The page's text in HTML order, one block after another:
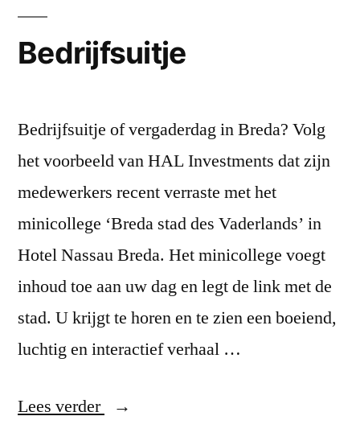
Bedrijfsuitje
Bedrijfsuitje of vergaderdag in Breda? Volg
het voorbeeld van HAL Investments dat zijn
medewerkers recent verraste met het
minicollege ‘Breda stad des Vaderlands’ in
Hotel Nassau Breda. Het minicollege voegt
inhoud toe aan uw dag en legt de link met de
stad. U krijgt te horen en te zien een boeiend,
luchtig en interactief verhaal …
Lees verder “Bedrijfsuitje”